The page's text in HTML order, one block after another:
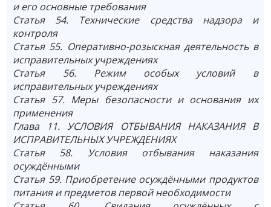
и его основные требования
Статья 54. Технические средства надзора и
контроля
Статья 55. Оперативно-розыскная деятельность в
исправительных учреждениях
Статья 56. Режим особых условий в
исправительных учреждениях
Статья 57. Меры безопасности и основания их
применения
Глава 11. УСЛОВИЯ ОТБЫВАНИЯ НАКАЗАНИЯ В
ИСПРАВИТЕЛЬНЫХ УЧРЕЖДЕНИЯХ
Статья 58. Условия отбывания наказания
осуждёнными
Статья 59. Приобретение осуждёнными продуктов
питания и предметов первой необходимости